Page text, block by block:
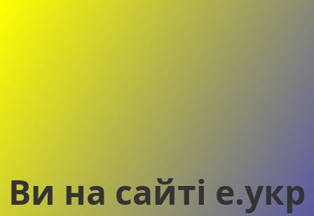
Ви на сайті е.укр